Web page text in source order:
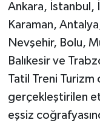
Ankara, İstanbul,
Karaman,
Nevşehir, Bolu,
Balıkesir ve
Tatil Treni
gerçekleştirilen
eşsiz